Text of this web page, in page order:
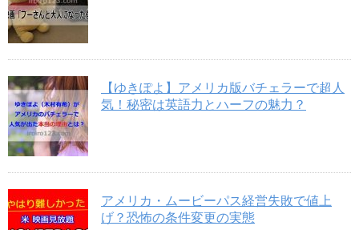
【ゆきぽよ】アメリカ版バチェラーで超人
気！秘密は英語力とハーフの魅力？
アメリカ・ムービーパス経営失敗で値上
げ？恐怖の条件変更の実態